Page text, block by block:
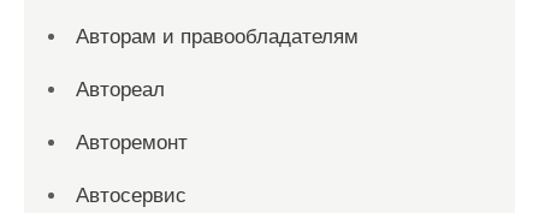
Авторам и правообладателям
Автореал
Авторемонт
Автосервис